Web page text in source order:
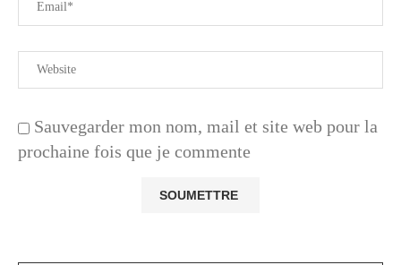
Sauvegarder mon nom, mail et site web pour la
prochaine fois que je commente